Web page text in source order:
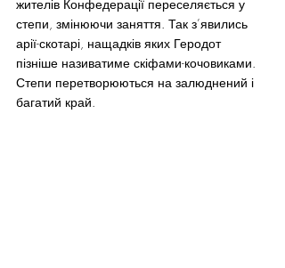
жителів Конфедерації переселяється у
степи, змінюючи заняття. Так з’явились
арії-скотарі, нащадків яких Геродот
пізніше називатиме скіфами-кочовиками.
Степи перетворюються на залюднений і
багатий край.